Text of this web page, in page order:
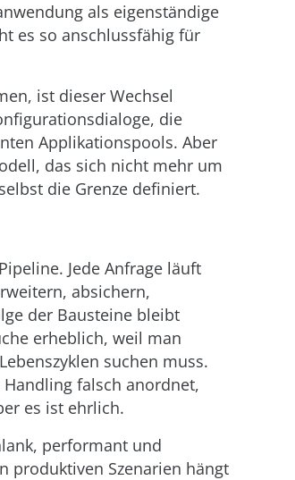
als eigenständige
es so anschlussfähig für
ist dieser Wechsel
die
Applikationspools. Aber
das sich nicht mehr um
die Grenze definiert.
Jede Anfrage läuft
absichern,
der Bausteine bleibt
erheblich, weil man
suchen muss.
Handling falsch anordnet,
es ist ehrlich.
performant und
produktiven Szenarien hängt